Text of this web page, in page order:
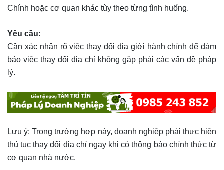
Chính hoặc cơ quan khác tùy theo từng tình huống.
Yêu cầu:
Cần xác nhận rõ việc thay đổi địa giới hành chính để đảm
bảo việc thay đổi địa chỉ không gặp phải các vấn đề pháp
lý.
Lưu ý: Trong trường hợp này, doanh nghiệp phải thực hiện
thủ tục thay đổi địa chỉ ngay khi có thông báo chính thức từ
cơ quan nhà nước.